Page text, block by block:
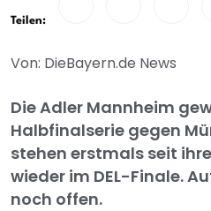
Teilen:
Von: DieBayern.de News
Die Adler Mannheim
Halbfinalserie gegen
stehen erstmals seit
wieder im DEL-Finale.
noch offen.